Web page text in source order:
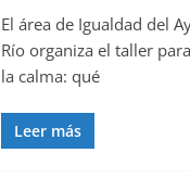
El área de Igualdad del
Río organiza el taller
la calma: qué
Leer más